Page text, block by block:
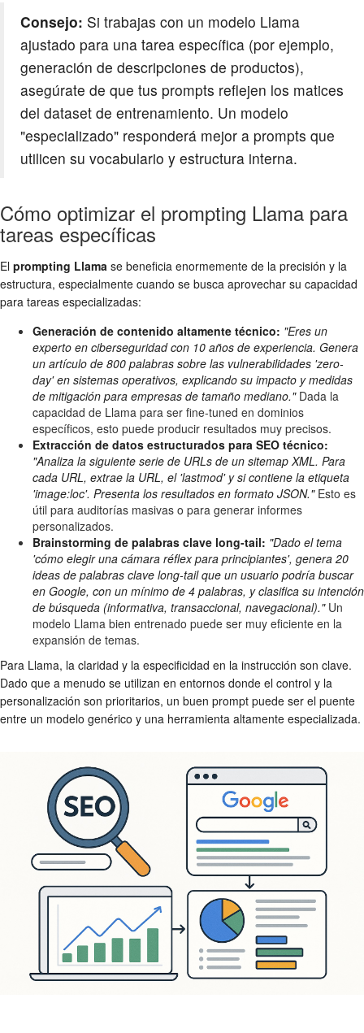
Consejo: Si trabajas con un modelo Llama
ajustado para una tarea específica (por ejemplo,
generación de descripciones de productos),
asegúrate de que tus prompts reflejen los matices
del dataset de entrenamiento. Un modelo
"especializado" responderá mejor a prompts que
utilicen su vocabulario y estructura interna.
Cómo optimizar el prompting Llama para
tareas específicas
El prompting Llama se beneficia enormemente de la precisión y la
estructura, especialmente cuando se busca aprovechar su capacidad
para tareas especializadas:
Generación de contenido altamente técnico: "Eres un
experto en ciberseguridad con 10 años de experiencia. Genera
un artículo de 800 palabras sobre las vulnerabilidades 'zero-
day' en sistemas operativos, explicando su impacto y medidas
de mitigación para empresas de tamaño mediano."Dada la
capacidad de Llama para ser fine-tuned en dominios
específicos, esto puede producir resultados muy precisos.
Extracción de datos estructurados para SEO técnico:
"Analiza la siguiente serie de URLs de un sitemap XML. Para
cada URL, extrae la URL, el 'lastmod' y si contiene la etiqueta
'image:loc'. Presenta los resultados en formato JSON."Esto es
útil para auditorías masivas o para generar informes
personalizados.
Brainstorming de palabras clave long-tail: "Dado el tema
'cómo elegir una cámara réflex para principiantes', genera 20
ideas de palabras clave long-tail que un usuario podría buscar
en Google, con un mínimo de 4 palabras, y clasifica su intención
de búsqueda (informativa, transaccional, navegacional)."Un
modelo Llama bien entrenado puede ser muy eficiente en la
expansión de temas.
Para Llama, la claridad y la especificidad en la instrucción son clave.
Dado que a menudo se utilizan en entornos donde el control y la
personalización son prioritarios, un buen prompt puede ser el puente
entre un modelo genérico y una herramienta altamente especializada.